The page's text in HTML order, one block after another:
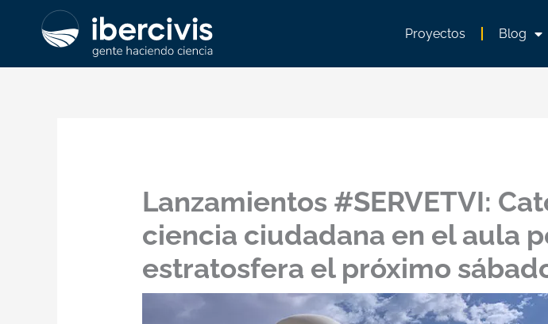
contenido
Proyectos Blog
Lanzamientos #SERVETVI:
ciencia ciudadana en el aula
estratosfera el próximo